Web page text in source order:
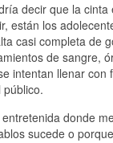
decir que la
están los
casi completa de
de sangre,
intentan llenar
público.
donde
sucede o